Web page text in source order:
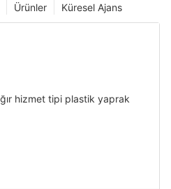
Küresel Ajans
Ürünler